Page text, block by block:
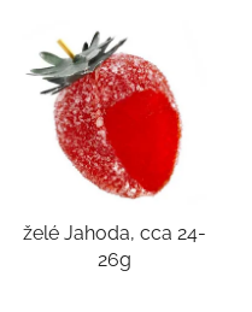
želé Jahoda, cca 24-
26g